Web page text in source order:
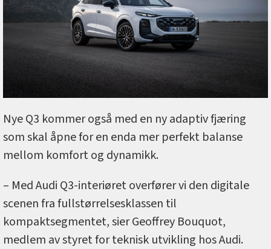
Nye Q3 kommer også med en ny adaptiv fjæring
som skal åpne for en enda mer perfekt balanse
mellom komfort og dynamikk.
– Med Audi Q3-interiøret overfører vi den digitale
scenen fra fullstørrelsesklassen til
kompaktsegmentet, sier Geoffrey Bouquot,
medlem av styret for teknisk utvikling hos Audi.